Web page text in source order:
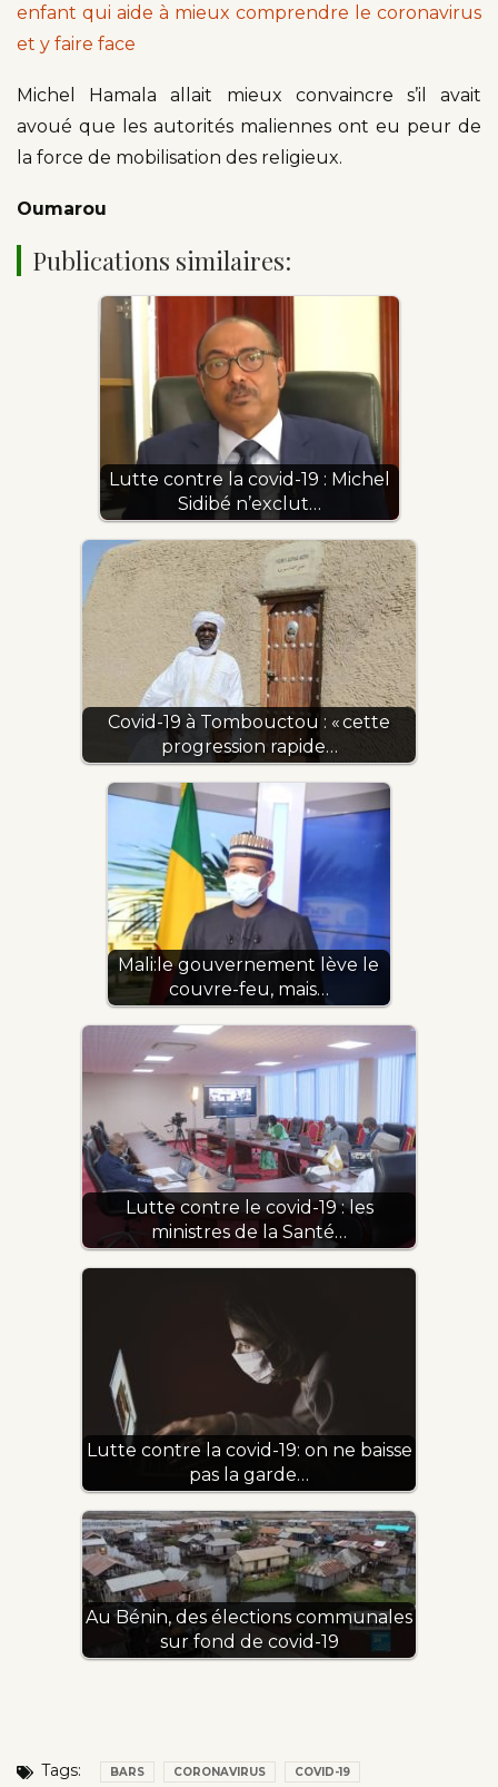
enfant qui aide à mieux comprendre le coronavirus
et y faire face
Michel Hamala allait mieux convaincre s’il avait
avoué que les autorités maliennes ont eu peur de
la force de mobilisation des religieux.
Oumarou
Publications similaires:
Lutte contre la covid-19 : Michel
Sidibé n’exclut…
Covid-19 à Tombouctou : « cette
progression rapide…
Mali:le gouvernement lève le
couvre-feu, mais…
Lutte contre le covid-19 : les
ministres de la Santé…
Lutte contre la covid-19: on ne baisse
pas la garde…
Au Bénin, des élections communales
sur fond de covid-19
Tags: BARS CORONAVIRUS COVID-19